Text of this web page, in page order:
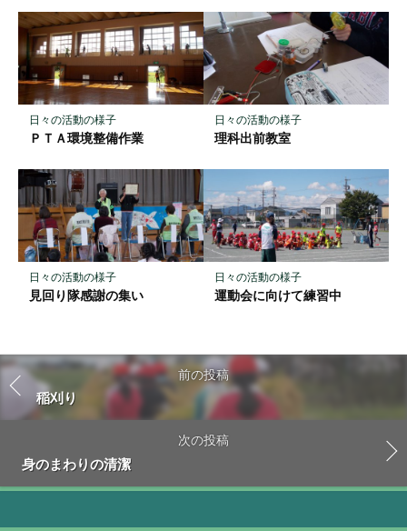
日々の活動の様子
ＰＴＡ環境整備作業
日々の活動の様子
理科出前教室
日々の活動の様子
見回り隊感謝の集い
日々の活動の様子
運動会に向けて練習中
前の投稿
稲刈り
次の投稿
身のまわりの清潔